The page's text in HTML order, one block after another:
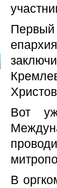
Первый
Вот
В